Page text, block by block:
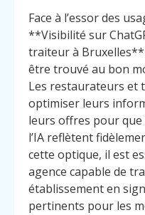
Face à l’essor des
**Visibilité sur
traiteur à
être trouvé au bon
Les restaurateurs et
optimiser leurs
leurs offres pour
l’IA reflètent
cette optique, il est
agence capable de
établissement en
pertinents pour les